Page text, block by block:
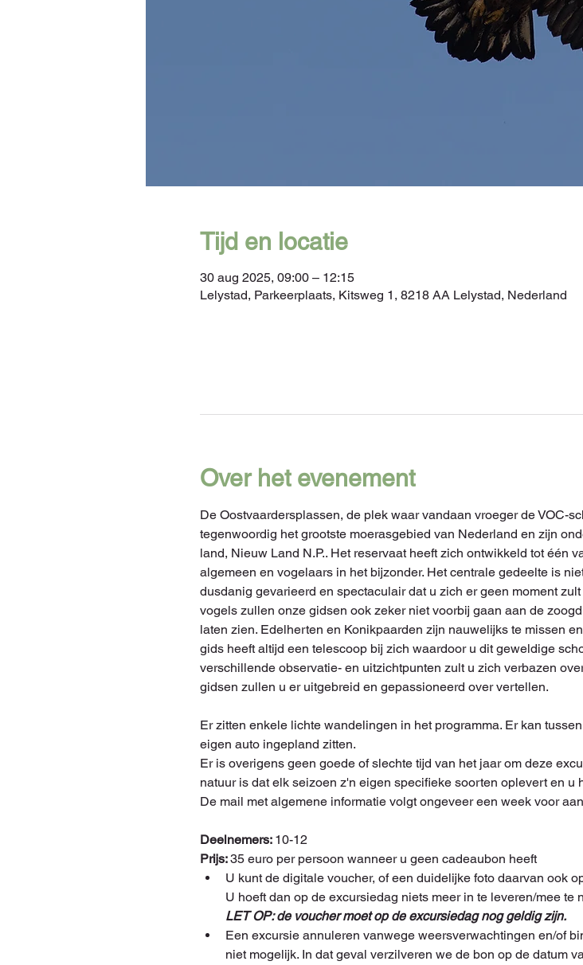
Tijd en locatie
30 aug 2025, 09:00 – 12:15
Lelystad, Parkeerplaats, Kitsweg 1, 8218 AA Lelystad, Nederland
Over het evenement
De Oostvaardersplassen, de plek waar vandaan vroeger de VOC-
tegenwoordig het grootste moerasgebied van Nederland en zijn
land, Nieuw Land N.P.. Het reservaat heeft zich ontwikkeld tot één
algemeen en vogelaars in het bijzonder. Het centrale gedeelte is
dusdanig gevarieerd en spectaculair dat u zich er geen moment
vogels zullen onze gidsen ook zeker niet voorbij gaan aan de
laten zien. Edelherten en Konikpaarden zijn nauwelijks te missen
gids heeft altijd een telescoop bij zich waardoor u dit geweldige
verschillende observatie- en uitzichtpunten zult u zich verbazen
gidsen zullen u er uitgebreid en gepassioneerd over vertellen.
Er zitten enkele lichte wandelingen in het programma. Er kan
eigen auto ingepland zitten.
Er is overigens geen goede of slechte tijd van het jaar om deze
natuur is dat elk seizoen z'n eigen specifieke soorten oplevert en u
De mail met algemene informatie volgt ongeveer een week voor
Deelnemers: 10-12
Prijs: 35 euro per persoon wanneer u geen cadeaubon heeft
U kunt de digitale voucher, of een duidelijke foto daarvan ook
U hoeft dan op de excursiedag niets meer in te leveren/mee te
LET OP: de voucher moet op de excursiedag nog geldig zijn.
Een excursie annuleren vanwege weersverwachtingen en/of
niet mogelijk. In dat geval verzilveren we de bon op de datum